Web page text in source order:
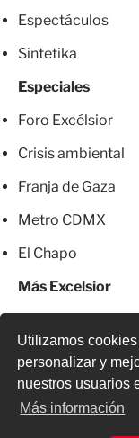
Utilizamos
personalizar y
nuestros usuarios
Más información
Espectáculos
Sintetika
Especiales
Foro Excélsior
Crisis ambiental
Franja de Gaza
Metro CDMX
El Chapo
Más Excelsior
© 2026 Todos los
o parcial,